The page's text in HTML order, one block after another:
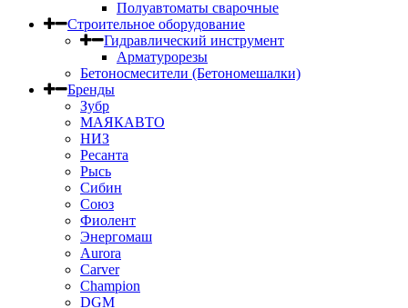
Полуавтоматы сварочные
Строительное оборудование
Гидравлический инструмент
Арматурорезы
Бетоносмесители (Бетономешалки)
Бренды
Зубр
МАЯКАВТО
НИЗ
Ресанта
Рысь
Сибин
Союз
Фиолент
Энергомаш
Aurora
Carver
Champion
DGM